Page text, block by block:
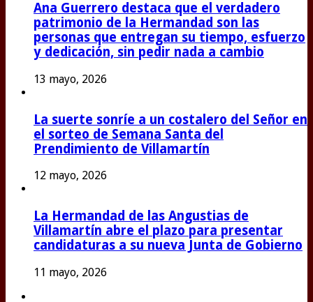
Ana Guerrero destaca que el verdadero
patrimonio de la Hermandad son las
personas que entregan su tiempo, esfuerzo
y dedicación, sin pedir nada a cambio
13 mayo, 2026
La suerte sonríe a un costalero del Señor en
el sorteo de Semana Santa del
Prendimiento de Villamartín
12 mayo, 2026
La Hermandad de las Angustias de
Villamartín abre el plazo para presentar
candidaturas a su nueva Junta de Gobierno
11 mayo, 2026